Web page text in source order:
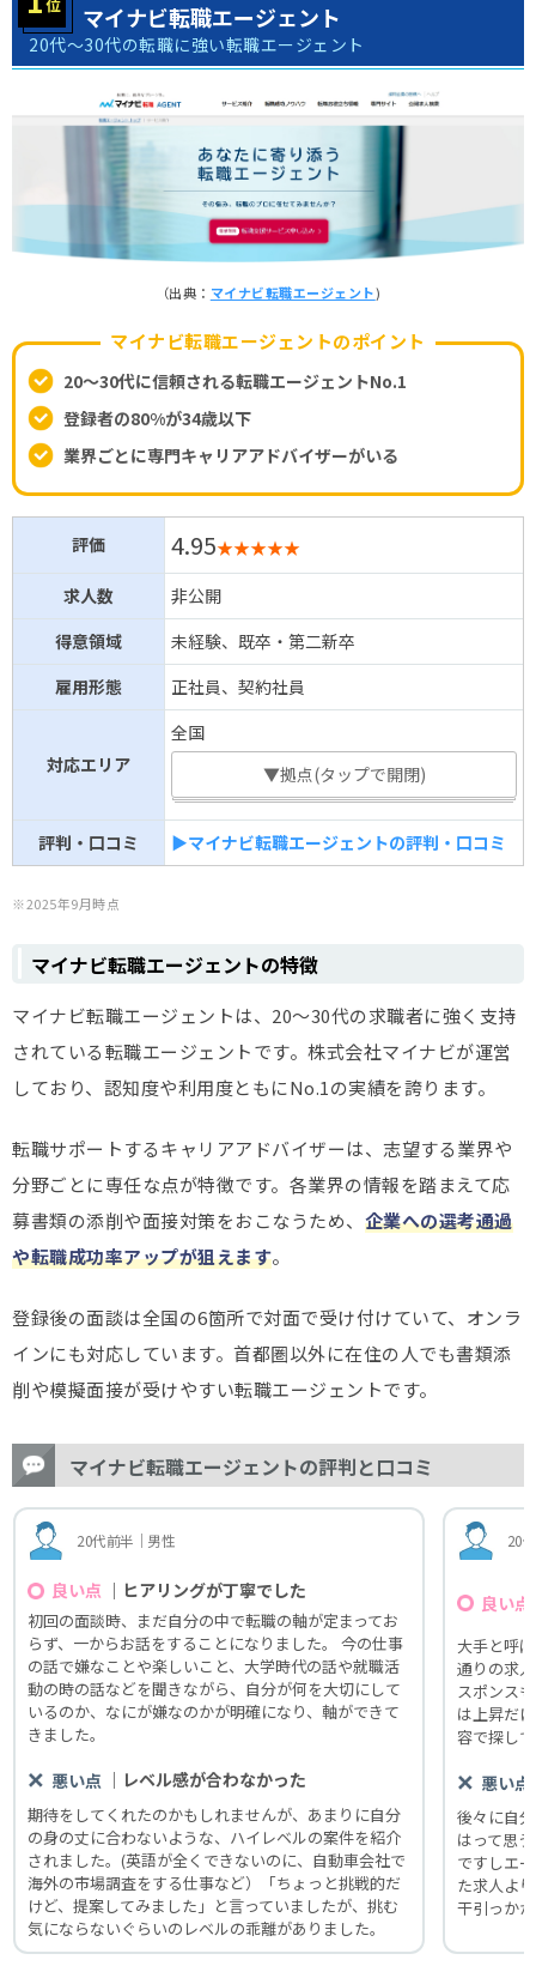
マイナビ転職エージェント
20代〜30代の転職に強い転職エージェント
（出典： マイナビ転職エージェント)
マイナビ転職エージェントのポイント
20～30代に信頼される転職エージェントNo.1
登録者の80%が34歳以下
業界ごとに専門キャリアアドバイザーがいる
評価 4.95★★★★★
求人数
非公開
得意領域
未経験、既卒・第二新卒
雇用形態
正社員、契約社員
対応エリア
全国
▼拠点(タップで開閉)
評判・口コミ ▶マイナビ転職エージェントの評判・口コミ
※2025年9月時点
マイナビ転職エージェントの特徴
マイナビ転職エージェントは、20～30代の求職者に強く支持
されている転職エージェントです。株式会社マイナビが運営
しており、認知度や利用度ともにNo.1の実績を誇ります。
転職サポートするキャリアアドバイザーは、志望する業界や
分野ごとに専任な点が特徴です。各業界の情報を踏まえて応
募書類の添削や面接対策をおこなうため、 企業への選考通過
や転職成功率アップが狙えます。
登録後の面談は全国の6箇所で対面で受け付けていて、オンラ
インにも対応しています。首都圏以外に在住の人でも書類添
削や模擬面接が受けやすい転職エージェントです。
マイナビ転職エージェントの評判と口コミ
20代前半｜男性
良い点 ｜ヒアリングが丁寧でした
初回の面談時、まだ自分の中で転職の軸が定まってお
らず、一からお話をすることになりました。 今の仕事
の話で嫌なことや楽しいこと、大学時代の話や就職活
動の時の話などを聞きながら、自分が何を大切にして
いるのか、なにが嫌なのかが明確になり、軸ができて
きました。
悪い点 ｜レベル感が合わなかった
期待をしてくれたのかもしれませんが、あまりに自分
の身の丈に合わないような、ハイレベルの案件を紹介
されました。(英語が全くできないのに、自動車会社で
海外の市場調査をする仕事など）「ちょっと挑戦的だ
けど、提案してみました」と言っていましたが、挑む
気にならないぐらいのレベルの乖離がありました。
20
良い点
大手と呼
通りの求
スポンス
は上昇だ
容で探し
悪い点
後々に自
はって思
ですしエ
た求人よ
干引っか